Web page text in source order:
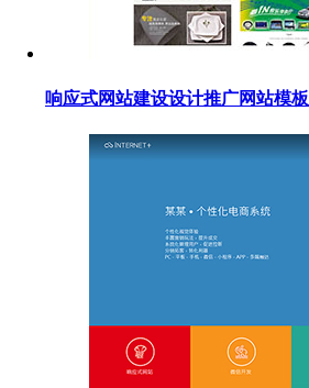
响应式网站建设设计推广网站模板